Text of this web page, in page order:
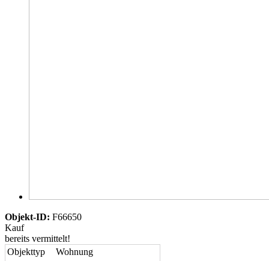
Objekt-ID: F66650
Kauf
bereits vermittelt!
Objekttyp
Wohnung